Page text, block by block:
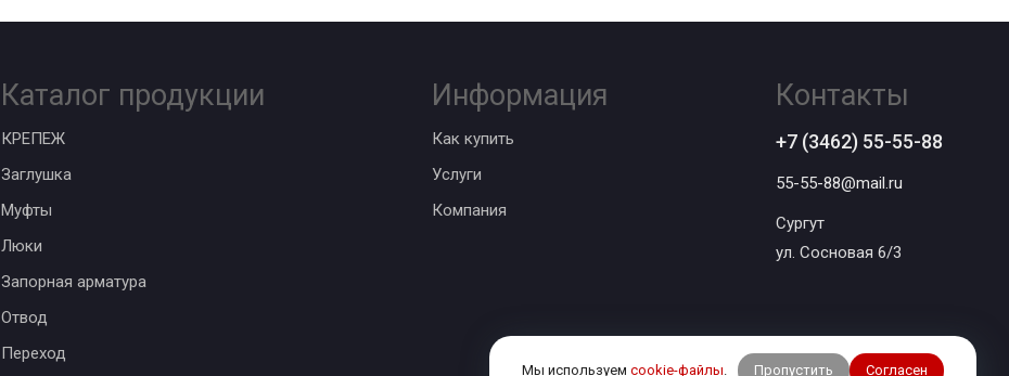
Каталог продукции
КРЕПЕЖ
Заглушка
Муфты
Люки
Запорная арматура
Отвод
Переход
Информация
Как купить
Услуги
Компания
Контакты
+7 (3462) 55-55-88
55-55-88@mail.ru
Сургут
ул. Сосновая 6/3
Мы используем cookie-файлы. Пропустить Согласен